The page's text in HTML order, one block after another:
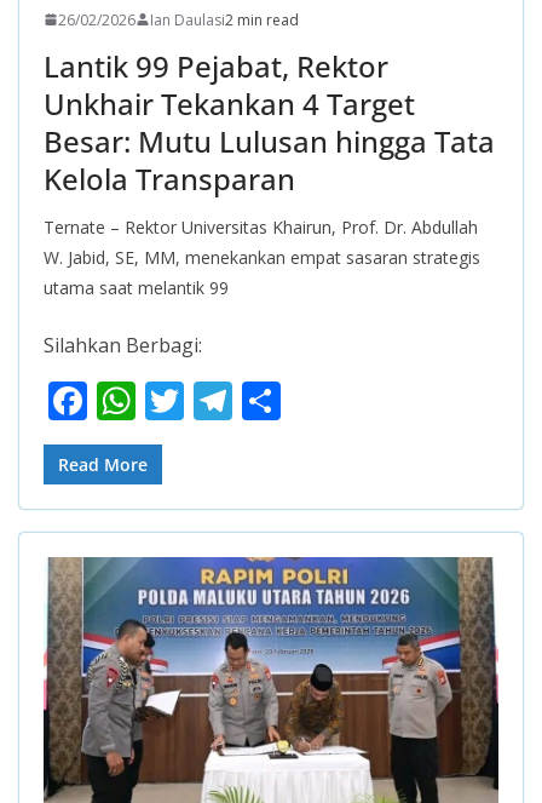
26/02/2026 Ian Daulasi2 min read
Lantik 99 Pejabat, Rektor
Unkhair Tekankan 4 Target
Besar: Mutu Lulusan hingga Tata
Kelola Transparan
Ternate – Rektor Universitas Khairun, Prof. Dr. Abdullah
W. Jabid, SE, MM, menekankan empat sasaran strategis
utama saat melantik 99
Silahkan Berbagi:
F
ac
e
b
o
o
k
W
h
at
s
A
p
p
T
er
T
gr
a
m
e
Read More